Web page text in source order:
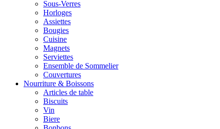
Sous-Verres
Horloges
Assiettes
Bougies
Cuisine
Magnets
Serviettes
Ensemble de Sommelier
Couvertures
Nourriture & Boissons
Articles de table
Biscuits
Vin
Biere